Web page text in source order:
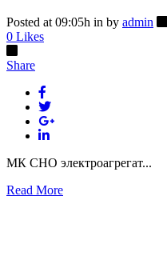
Posted at 09:05h in by admin
0 Likes
Share
МК СНО электроагрегат...
Read More